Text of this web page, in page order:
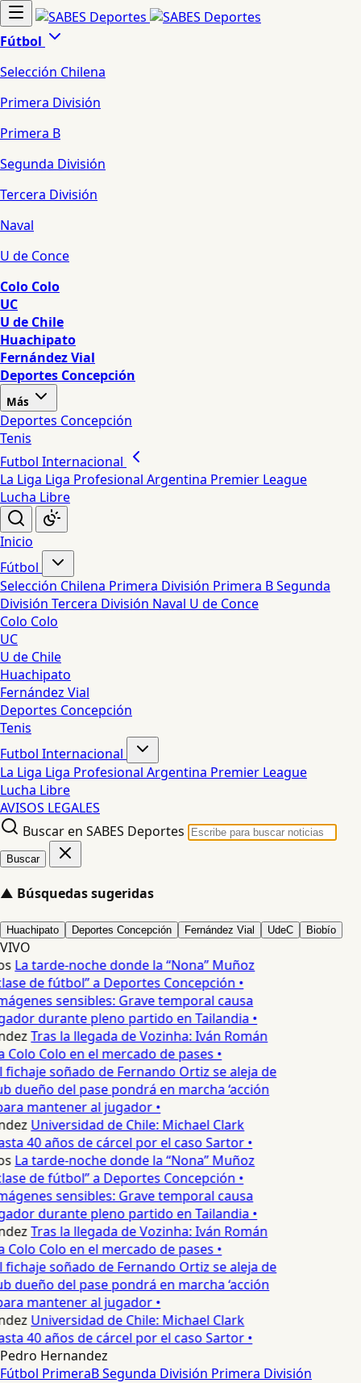
Fútbol
Selección Chilena
Primera División
Primera B
Segunda División
Tercera División
Naval
U de Conce
Colo Colo
UC
U de Chile
Huachipato
Fernández Vial
Deportes Concepción
Más
Deportes Concepción
Tenis
Futbol Internacional
La Liga Liga Profesional Argentina Premier League
Lucha Libre
Inicio
Fútbol
Selección Chilena Primera División Primera BSegunda
División Tercera División Naval U de Conce
Colo Colo
UC
U de Chile
Huachipato
Fernández Vial
Deportes Concepción
Tenis
Futbol Internacional
La Liga Liga Profesional Argentina Premier League
Lucha Libre
AVISOS LEGALES
Buscar en SABES Deportes
Buscar
▲ Búsquedas sugeridas
Huachipato Deportes Concepción Fernández Vial UdeC Biobío
VIVO
La tarde-noche donde la “Nona” Muñoz
de fútbol” a Deportes Concepción •
sensibles: Grave temporal causa
durante pleno partido en Tailandia •
Tras la llegada de Vozinha: Iván Román
Colo en el mercado de pases •
fichaje soñado de Fernando Ortiz se aleja de
dueño del pase pondrá en marcha ‘acción
mantener al jugador •
Universidad de Chile: Michael Clark
40 años de cárcel por el caso Sartor •
La tarde-noche donde la “Nona” Muñoz
de fútbol” a Deportes Concepción •
sensibles: Grave temporal causa
durante pleno partido en Tailandia •
Tras la llegada de Vozinha: Iván Román
Colo en el mercado de pases •
fichaje soñado de Fernando Ortiz se aleja de
dueño del pase pondrá en marcha ‘acción
mantener al jugador •
Universidad de Chile: Michael Clark
40 años de cárcel por el caso Sartor •
Pedro Hernandez
Fútbol PrimeraBSegunda División Primera División